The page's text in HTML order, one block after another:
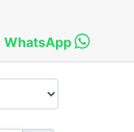
WhatsApp